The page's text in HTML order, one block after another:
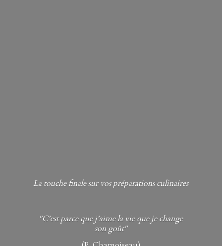
La touche finale sur vos préparations culinaires
"C'est parce que j'aime la vie que je change
son goût"